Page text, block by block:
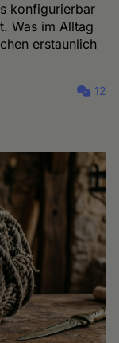
konfigurierbar
Was im Alltag
erstaunlich
12